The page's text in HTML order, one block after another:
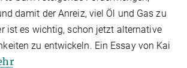
damit der Anreiz, viel Öl und Gas zu
ist es wichtig, schon jetzt alternative
zu entwickeln. Ein Essay von Kai